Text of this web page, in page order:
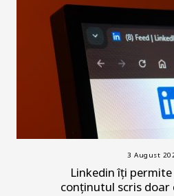
3 August
Linkedin îți
conținutul scris doar